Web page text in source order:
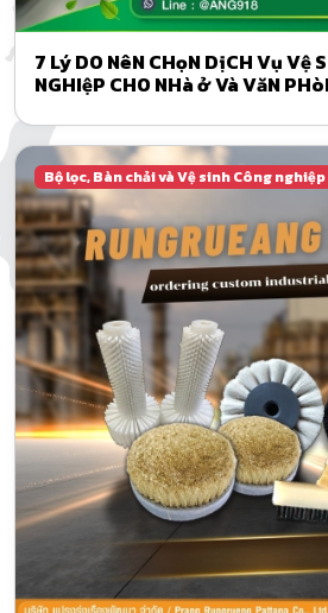
7 Lý DO NêN CHọN DịCH Vụ Vệ
NGHIệP CHO NHà ở Và VăN
Bộ lọc, Bàn chải và Vệ sinh Công nghiệp